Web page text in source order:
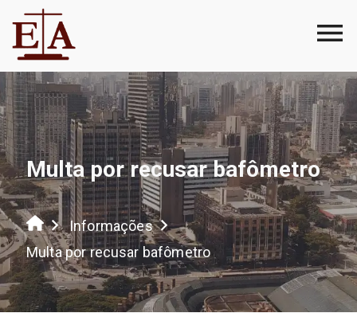
Multa por recusar bafômetro
Informações
Multa por recusar bafômetro